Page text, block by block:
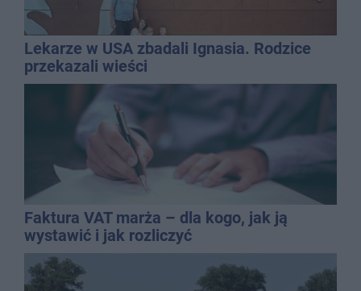
Lekarze w USA zbadali Ignasia. Rodzice
przekazali wieści
Faktura VAT marża – dla kogo, jak ją
wystawić i jak rozliczyć